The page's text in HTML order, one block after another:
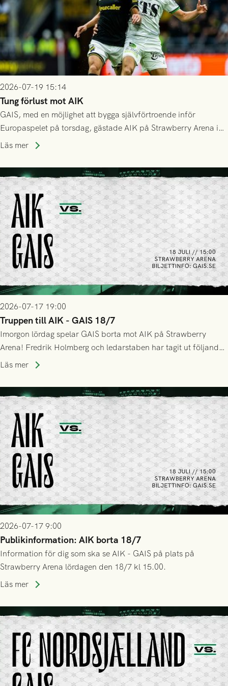
2026-07-19 15:14
Tung förlust mot AIK
GAIS, med en möjlighet att bygga självförtroende inför
Europaspelet på torsdag, gästade AIK på Strawberry Arena i
Stockholm . Men trots konstant hotande i första halvlek av
lyckades få in 2-0.
Läs mer
2026-07-17 19:00
Truppen till AIK - GAIS 18/7
Imorgon lördag spelar GAIS borta mot AIK på Strawberry
Arena! Fredrik Holmberg och ledarstaben har tagit ut följande
trupp till matchen:
Läs mer
2026-07-17 9:00
Publikinformation: AIK borta 18/7
Information för dig som ska se AIK - GAIS på plats på
Strawberry Arena lördagen den 18/7 kl 15.00.
Läs mer